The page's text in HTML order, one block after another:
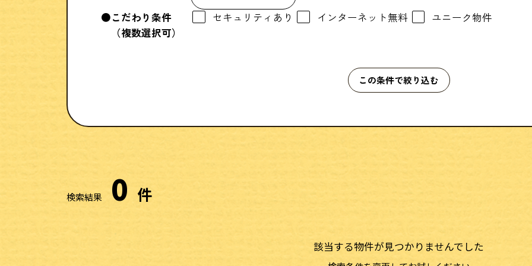
こだわり条件
（複数選択可）
セキュリティあり インターネット無料 ユニーク物件
この条件で絞り込む
検索結果 0 件
該当する物件が見つかりませんでした